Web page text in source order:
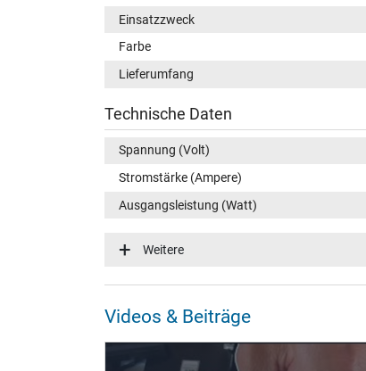
Einsatzzweck
Farbe
Lieferumfang
Technische Daten
Spannung (Volt)
Stromstärke (Ampere)
Ausgangsleistung (Watt)
Energieeffizienz
Funktions-LED
Notebook Stecker
Steckertyp / -form
Weitere
Videos & Beiträge